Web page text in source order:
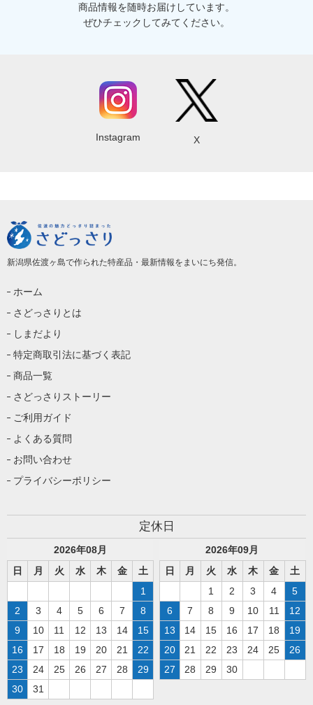
商品情報を随時お届けしています。
ぜひチェックしてみてください。
Instagram X
新潟県佐渡ヶ島で作られた特産品・最新情報をまいにち発信。
ホーム
さどっさりとは
しまだより
特定商取引法に基づく表記
商品一覧
さどっさりストーリー
ご利用ガイド
よくある質問
お問い合わせ
プライバシーポリシー
定休日
2026年08月
日
月 火 水 木 金
土
1
2
3 4 5 6 7
8
9
10 11 12 13 14
15
16
17 18 19 20 21
22
23
24 25 26 27 28
29
30
31
2026年09月
日
月 火 水 木 金
土
1
2 3 4
5
6
7 8 9 10 11
12
13
14 15 16 17 18
19
20
21 22 23 24 25
26
27
28 29 30